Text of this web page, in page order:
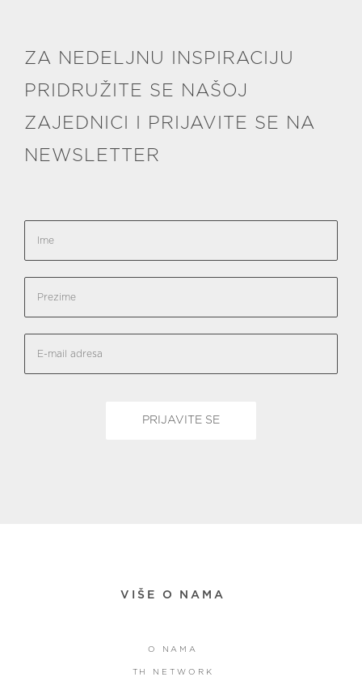
ZA NEDELJNU INSPIRACIJU
PRIDRUŽITE SE NAŠOJ
ZAJEDNICI I PRIJAVITE SE NA
NEWSLETTER
VIŠE O NAMA
O NAMA
TH NETWORK